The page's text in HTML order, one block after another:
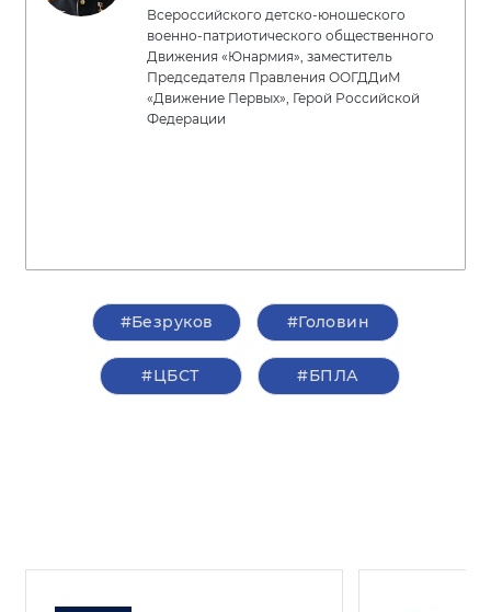
Всероссийского детско-юношеского
военно-патриотического общественного
Движения «Юнармия», заместитель
Председателя Правления ООГДДиМ
«Движение Первых», Герой Российской
Федерации
#Безруков #Головин
#ЦБСТ #БПЛА